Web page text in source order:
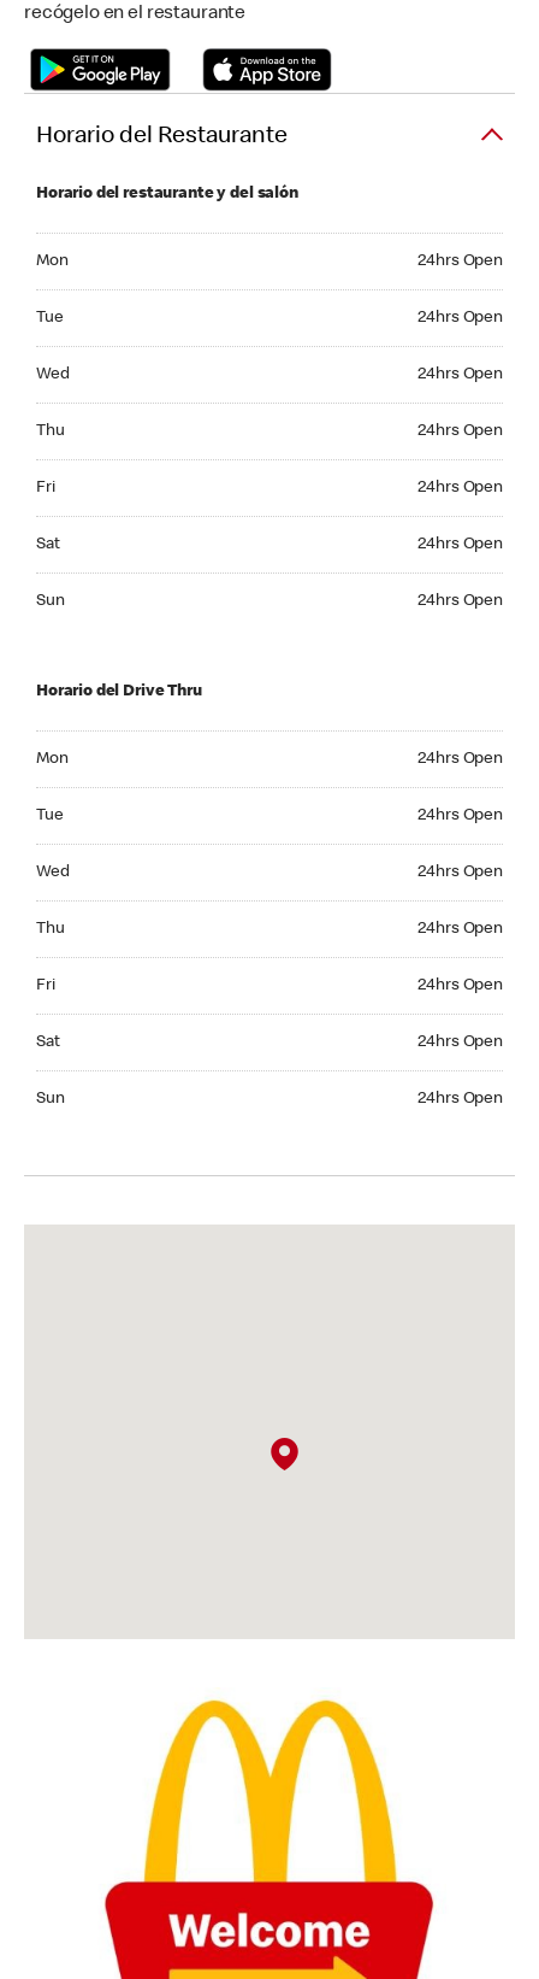
recógelo en el restaurante
Horario del Restaurante
Horario del restaurante y del salón
Mon 24hrs Open
Tue 24hrs Open
Wed 24hrs Open
Thu 24hrs Open
Fri 24hrs Open
Sat 24hrs Open
Sun 24hrs Open
Horario del Drive Thru
Mon 24hrs Open
Tue 24hrs Open
Wed 24hrs Open
Thu 24hrs Open
Fri 24hrs Open
Sat 24hrs Open
Sun 24hrs Open